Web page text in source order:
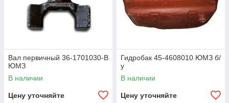
Вал первичный 36-1701030-В
ЮМЗ
В наличии
Цену уточняйте
Гидробак 45-4608010 ЮМЗ б/
у
В наличии
Цену уточняйте